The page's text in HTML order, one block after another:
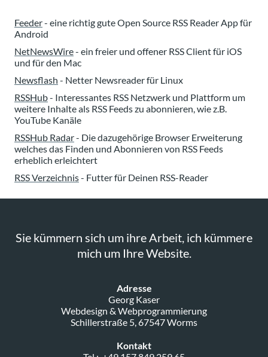
Feeder- eine richtig gute Open Source RSS Reader App für
Android
NetNewsWire- ein freier und offener RSS Client für iOS
und für den Mac
Newsflash - Netter Newsreader für Linux
RSSHub- Interessantes RSS Netzwerk und Plattform um
weitere Inhalte als RSS Feeds zu abonnieren, wie z.B.
YouTube Kanäle
RSSHub Radar- Die dazugehörige Browser Erweiterung
welches das Finden und Abonnieren von RSS Feeds
erheblich erleichtert
RSS Verzeichnis- Futter für Deinen RSS-Reader
Sie kümmern sich um ihre Arbeit, ich kümmere
mich um Ihre Website.
Adresse
Georg Kaser
Webdesign & Webprogrammierung
Schillerstraße 5, 67547 Worms
Kontakt